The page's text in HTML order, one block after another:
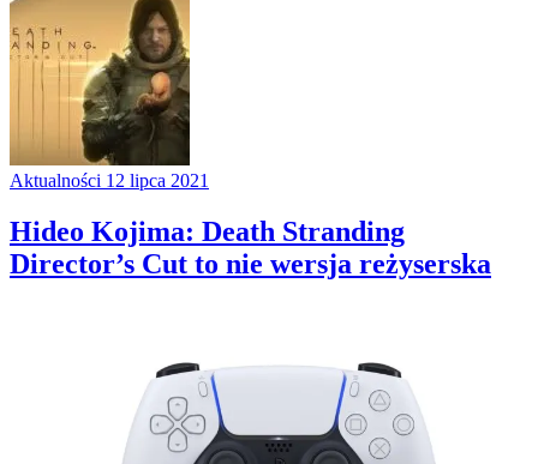
Aktualności 12 lipca 2021
Hideo Kojima: Death Stranding
Director’s Cut to nie wersja reżyserska